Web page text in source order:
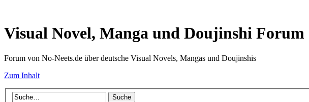
Visual Novel, Manga und Doujinshi Forum
Forum von No-Neets.de über deutsche Visual Novels, Mangas und Doujinshis
Zum Inhalt